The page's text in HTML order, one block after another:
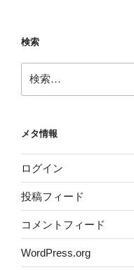
検索
索:
メタ情報
ログイン
投稿フィード
コメントフィード
WordPress.org